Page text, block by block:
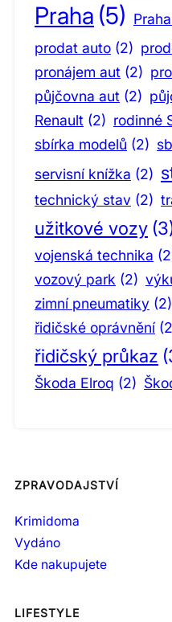
Praha (5)
prodat auto (2)
pronájem aut (2)
půjčovna aut (2)
Renault (2) rodinné
sbírka modelů (2)
servisní knížka (2)
technický stav (2)
užitkové vozy
vojenská technika
vozový park (2)
zimní pneumatiky (2)
řidičské oprávnění
řidičský průkaz
Škoda Elroq (2)
ZPRAVODAJSTVÍ
Krimidoma
Vydáno
Kde nakupujete
LIFESTYLE